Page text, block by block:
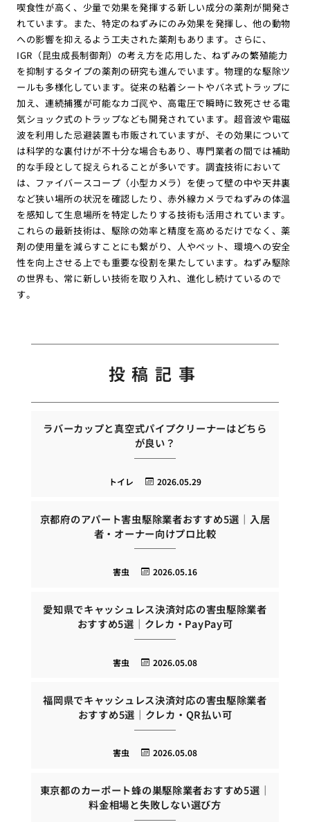
喫食性が高く、少量で効果を発揮する新しい成分の薬剤が開発さ
れています。また、特定のねずみにのみ効果を発揮し、他の動物
への影響を抑えるよう工夫された薬剤もあります。さらに、
IGR（昆虫成長制御剤）の考え方を応用した、ねずみの繁殖能力
を抑制するタイプの薬剤の研究も進んでいます。物理的な駆除ツ
ールも多様化しています。従来の粘着シートやバネ式トラップに
加え、連続捕獲が可能なカゴ罠や、高電圧で瞬時に致死させる電
気ショック式のトラップなども開発されています。超音波や電磁
波を利用した忌避装置も市販されていますが、その効果について
は科学的な裏付けが不十分な場合もあり、専門業者の間では補助
的な手段として捉えられることが多いです。調査技術において
は、ファイバースコープ（小型カメラ）を使って壁の中や天井裏
など狭い場所の状況を確認したり、赤外線カメラでねずみの体温
を感知して生息場所を特定したりする技術も活用されています。
これらの最新技術は、駆除の効率と精度を高めるだけでなく、薬
剤の使用量を減らすことにも繋がり、人やペット、環境への安全
性を向上させる上でも重要な役割を果たしています。ねずみ駆除
の世界も、常に新しい技術を取り入れ、進化し続けているので
す。
投稿記事
ラバーカップと真空式パイプクリーナーはどちら
が良い？
2026.05.29
トイレ
京都府のアパート害虫駆除業者おすすめ5選｜入居
者・オーナー向けプロ比較
2026.05.16
害虫
愛知県でキャッシュレス決済対応の害虫駆除業者
おすすめ5選｜クレカ・PayPay可
2026.05.08
害虫
福岡県でキャッシュレス決済対応の害虫駆除業者
おすすめ5選｜クレカ・QR払い可
2026.05.08
害虫
東京都のカーポート蜂の巣駆除業者おすすめ5選｜
料金相場と失敗しない選び方